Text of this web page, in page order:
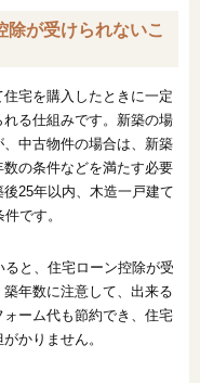
が受けられないこ
宅を購入したときに一定
る仕組みです。新築の場
中古物件の場合は、新築
の条件などを満たす必要
25年以内、木造一戸建て
です。
と、住宅ローン控除が受
年数に注意して、出来る
ーム代も節約でき、住宅
かりません。